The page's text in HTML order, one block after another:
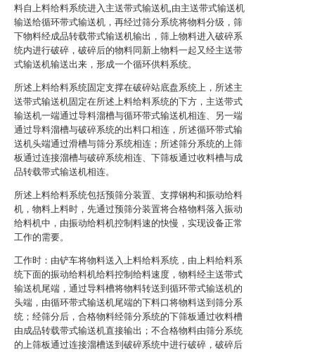
料自上料给料系统进入主送带式输送机,由主送带式输送机
输送给循环带式输送机，再经过筛分系统将物料分级，筛
下物料经成品转载带式输送机输出，筛上物料进入破碎系
统内进行破碎，破碎后的物料同新上物料一起又经主送带
式输送机输送出来，形成一个循环供料系统。
所述上料给料系统固定支撑在破碎站底盘系统上，所述主
送带式输送机固定在所述上料给料系统的下方，主送带式
输送机一端通过导料溜槽与循环带式输送机相连、另一端
通过导料溜槽与破碎系统的出料口相连，所述循环带式输
送机头端通过滑槽与筛分系统相连；所述筛分系统的上筛
板通过连接溜槽与破碎系统相连、下筛板通过收料槽与成
品转载带式输送机相连。
所述上料给料系统包括预筛分装置、支撑钢构和振动给料
机，物料上料时，先通过预筛分装置将合格物料落入振动
给料机中，由振动给料机控制料速的快慢，实现设备正常
工作的需要。
工作时：由铲车将物料送入上料给料系统，由上料给料系
统下面的振动给料机给料控制给料速度，物料经主送带式
输送机尾端，通过导料槽将物料转送到循环带式输送机的
头端，由循环带式输送机尾端的下料口将物料送到筛分系
统；经筛分后，合格物料经筛分系统的下筛板通过收料槽
由成品转载带式输送机直接输出；不合格物料由筛分系统
的上筛板通过连接溜槽送到破碎系统中进行破碎，破碎后